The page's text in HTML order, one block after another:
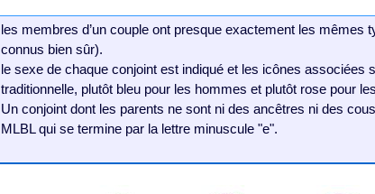
les membres d’un couple ont presque exactement les mêmes
connus bien sûr).
le sexe de chaque conjoint est indiqué et les icônes associées
traditionnelle, plutôt bleu pour les hommes et plutôt rose pour
Un conjoint dont les parents ne sont ni des ancêtres ni des
MLBL qui se termine par la lettre minuscule "e".